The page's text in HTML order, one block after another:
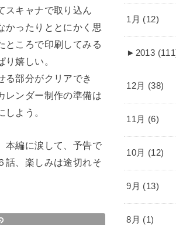
スキャナで取り込ん
かったりととにかく思
ところで印刷してみる
嬉しい。
る部分がクリアでき
レンダー制作の準備は
よう。
本編に涙して、予告で
話、楽しみは途切れそ
1月 (12)
► 2013
12月 (38)
11月 (6)
10月 (12)
9月 (13)
8月 (1)